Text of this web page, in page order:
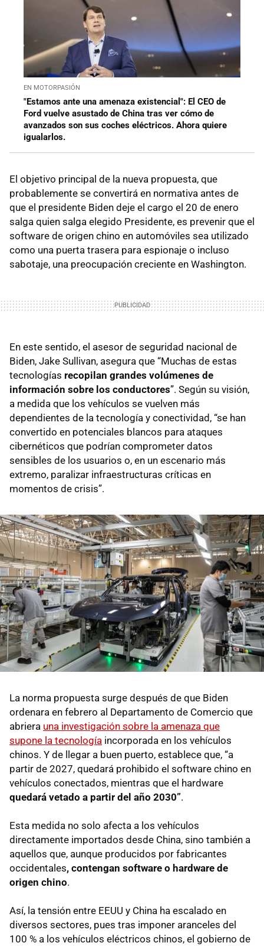
EN MOTORPASIÓN
"Estamos ante una amenaza existencial": El CEO de
Ford vuelve asustado de China tras ver cómo de
avanzados son sus coches eléctricos. Ahora quiere
igualarlos.
El objetivo principal de la nueva propuesta, que
probablemente se convertirá en normativa antes de
que el presidente Biden deje el cargo el 20 de enero
salga quien salga elegido Presidente, es prevenir que el
software de origen chino en automóviles sea utilizado
como una puerta trasera para espionaje o incluso
sabotaje, una preocupación creciente en Washington.
En este sentido, el asesor de seguridad nacional de
Biden, Jake Sullivan, asegura que “Muchas de estas
tecnologías recopilan grandes volúmenes de
información sobre los conductores”. Según su visión,
a medida que los vehículos se vuelven más
dependientes de la tecnología y conectividad, “se han
convertido en potenciales blancos para ataques
cibernéticos que podrían comprometer datos
sensibles de los usuarios o, en un escenario más
extremo, paralizar infraestructuras críticas en
momentos de crisis”.
La norma propuesta surge después de que Biden
ordenara en febrero al Departamento de Comercio que
abriera una investigación sobre la amenaza que
supone la tecnología incorporada en los vehículos
chinos. Y de llegar a buen puerto, establece que, “a
partir de 2027, quedará prohibido el software chino en
vehículos conectados, mientras que el hardware
quedará vetado a partir del año 2030”.
Esta medida no solo afecta a los vehículos
directamente importados desde China, sino también a
aquellos que, aunque producidos por fabricantes
occidentales, contengan software o hardware de
origen chino.
Así, la tensión entre EEUU y China ha escalado en
diversos sectores, pues tras imponer aranceles del
100 % a los vehículos eléctricos chinos, el gobierno de